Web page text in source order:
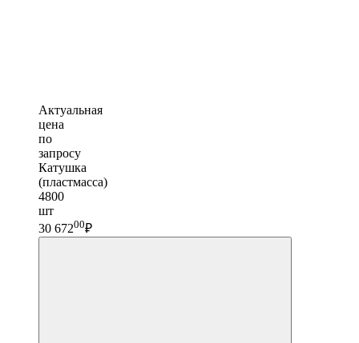
Актуальная
цена
по
запросу
Катушка
(пластмасса)
4800
шт
30 67200₽